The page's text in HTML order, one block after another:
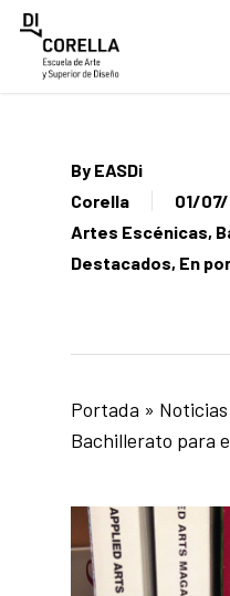
Skip
By EASDi
Corella
01/
Artes Escénicas,
Destacados, En
Portada » Noticias
Bachillerato para